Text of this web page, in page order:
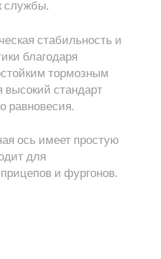
службы.
стабильность и
благодаря
тормозным
высокий стандарт
равновесия.
ось имеет простую
для
и фургонов.